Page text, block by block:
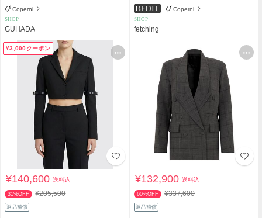
Coperni
SHOP
GUHADA
Coperni
SHOP
fetching
¥3,000クーポン
¥140,600送料込
31%OFF ¥205,500
返品補償
¥132,900送料込
60%OFF ¥337,600
返品補償